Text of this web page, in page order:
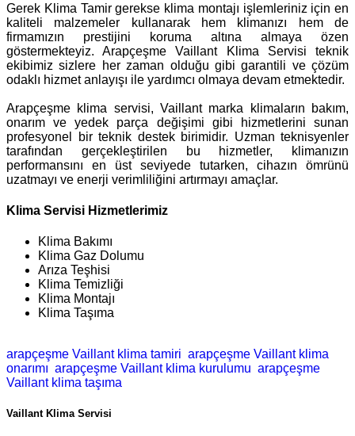
Gerek Klima Tamir gerekse klima montajı işlemleriniz için en
kaliteli malzemeler kullanarak hem klimanızı hem de
firmamızın prestijini koruma altına almaya özen
göstermekteyiz. Arapçeşme Vaillant Klima Servisi teknik
ekibimiz sizlere her zaman olduğu gibi garantili ve çözüm
odaklı hizmet anlayışı ile yardımcı olmaya devam etmektedir.
Arapçeşme klima servisi, Vaillant marka klimaların bakım,
onarım ve yedek parça değişimi gibi hizmetlerini sunan
profesyonel bir teknik destek birimidir. Uzman teknisyenler
tarafından gerçekleştirilen bu hizmetler, klimanızın
performansını en üst seviyede tutarken, cihazın ömrünü
uzatmayı ve enerji verimliliğini artırmayı amaçlar.
Klima Servisi Hizmetlerimiz
Klima Bakımı
Klima Gaz Dolumu
Arıza Teşhisi
Klima Temizliği
Klima Montajı
Klima Taşıma
arapçeşme Vaillant klima tamiri arapçeşme Vaillant klima
onarımı arapçeşme Vaillant klima kurulumu arapçeşme
Vaillant klima taşıma
Vaillant Klima Servisi